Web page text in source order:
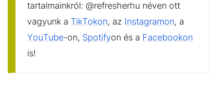
tartalmainkról: @refresherhu néven ott
vagyunk a TikTokon, az Instagramon, a
YouTube-on, Spotifyon és a Facebookon
is!